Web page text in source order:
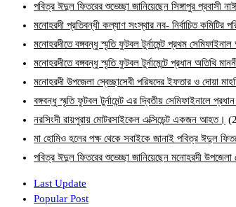
পবিত্র ঈদুল ফিতরের শুভেচ্ছা জানিয়েছেন সিঙ্গাপুর প্রবাসী
মনোহরদী প্রতিবন্ধী কল্যাণ সংস্থার নব- নির্বাচিত কমিটির
মনোহরদীতে বঙ্গবন্ধু স্মৃতি ফুটবল টুর্নামেন্ট প্রথম সেমিফাইনাল
মনোহরদীতে বঙ্গবন্ধু স্মৃতি ফুটবল টুর্নামেন্টে প্রধান অতিথি
মনোহরদী উপজেলা স্বেচ্ছাসেবী পরিষদের ইফতার ও দোয়া
বঙ্গবন্ধু স্মৃতি ফুটবল টুর্নামেন্ট এর দ্বিতীয় সেমিফাইনালে
নরসিংদী রায়পুরায় মোটরসাইকেল এক্সিডেন্ট একজন আহত।
মা হোমিও হলের পক্ষ থেকে সবাইকে জানাই পবিত্র ঈদুল
পবিত্র ঈদুল ফিতরের শুভেচ্ছা জানিয়েছেন মনোহরদী
Last Update
Popular Post